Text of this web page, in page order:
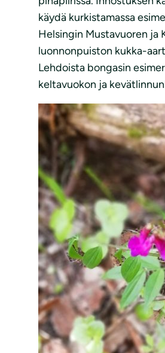
käydä kurkistamassa
Helsingin Mustavuoren ja
luonnonpuiston kukka-
Lehdoista bongasin
keltavuokon ja